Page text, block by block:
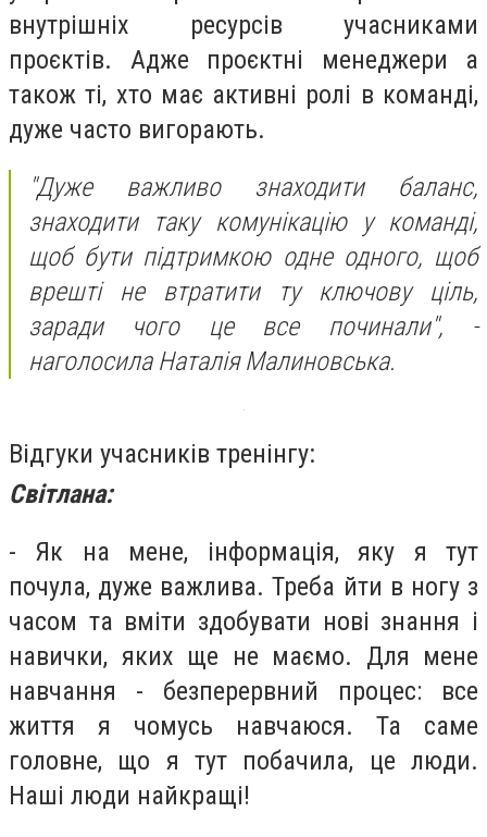
внутрішніх ресурсів учасниками
проєктів. Адже проєктні менеджери а
також ті, хто має активні ролі в команді,
дуже часто вигорають.
"Дуже важливо знаходити баланс,
знаходити таку комунікацію у команді,
щоб бути підтримкою одне одного, щоб
врешті не втратити ту ключову ціль,
заради чого це все починали", -
наголосила Наталія Малиновська.
Відгуки учасників тренінгу:
Світлана:
- Як на мене, інформація, яку я тут
почула, дуже важлива. Треба йти в ногу з
часом та вміти здобувати нові знання і
навички, яких ще не маємо. Для мене
навчання - безперервний процес: все
життя я чомусь навчаюся. Та саме
головне, що я тут побачила, це люди.
Наші люди найкращі!